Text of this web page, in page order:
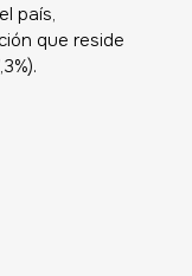
país,
que reside